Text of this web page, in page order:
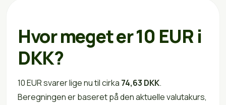
Hvor meget er 10 EUR i
DKK?
10 EUR svarer lige nu til cirka 74,63 DKK.
Beregningen er baseret på den aktuelle valutakurs,